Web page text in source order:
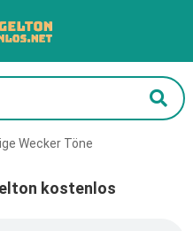
Wecker Töne
kostenlos